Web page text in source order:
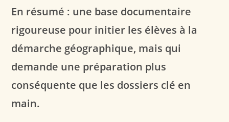
En résumé : une base documentaire
rigoureuse pour initier les élèves à la
démarche géographique, mais qui
demande une préparation plus
conséquente que les dossiers clé en
main.